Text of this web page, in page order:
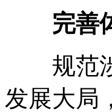
完善体
规范涉
发展大局